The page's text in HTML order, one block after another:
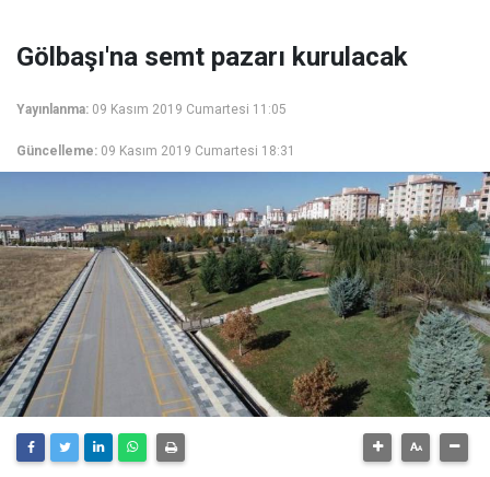
Gölbaşı'na semt pazarı kurulacak
Yayınlanma: 09 Kasım 2019 Cumartesi 11:05
Güncelleme: 09 Kasım 2019 Cumartesi 18:31